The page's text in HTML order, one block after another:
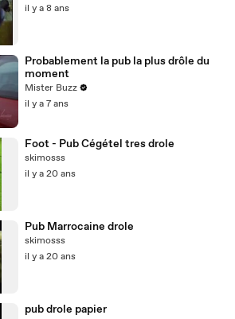
il y a 8 ans
Probablement la pub la plus drôle du
moment
Mister Buzz
il y a 7 ans
Foot - Pub Cégétel tres drole
skimosss
il y a 20 ans
Pub Marrocaine drole
skimosss
il y a 20 ans
pub drole papier